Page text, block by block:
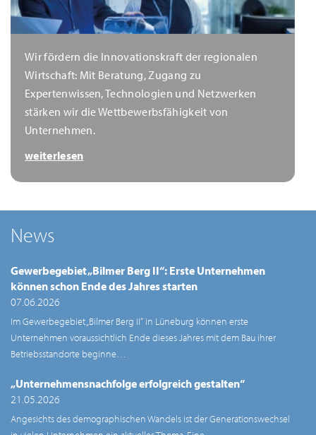
Wir fördern die Innovationskraft der regionalen
Wirtschaft: Mit Beratung, Zugang zu
Expertenwissen, Technologien und Netzwerken
stärken wir die Wettbewerbsfähigkeit von
Unternehmen.
weiterlesen
News
Gewerbegebiet „Bilmer Berg II“: Erste Unternehmen
können schon Ende des Jahres starten
07.06.2026
Im Gewerbegebiet „Bilmer Berg II“ in Lüneburg können erste
Unternehmen voraussichtlich Ende dieses Jahres mit dem Bau ihrer
Betriebsstandorte beginne…
„Unternehmensnachfolge erfolgreich gestalten“
21.05.2026
Angesichts des demographischen Wandels ist der Generationswechsel